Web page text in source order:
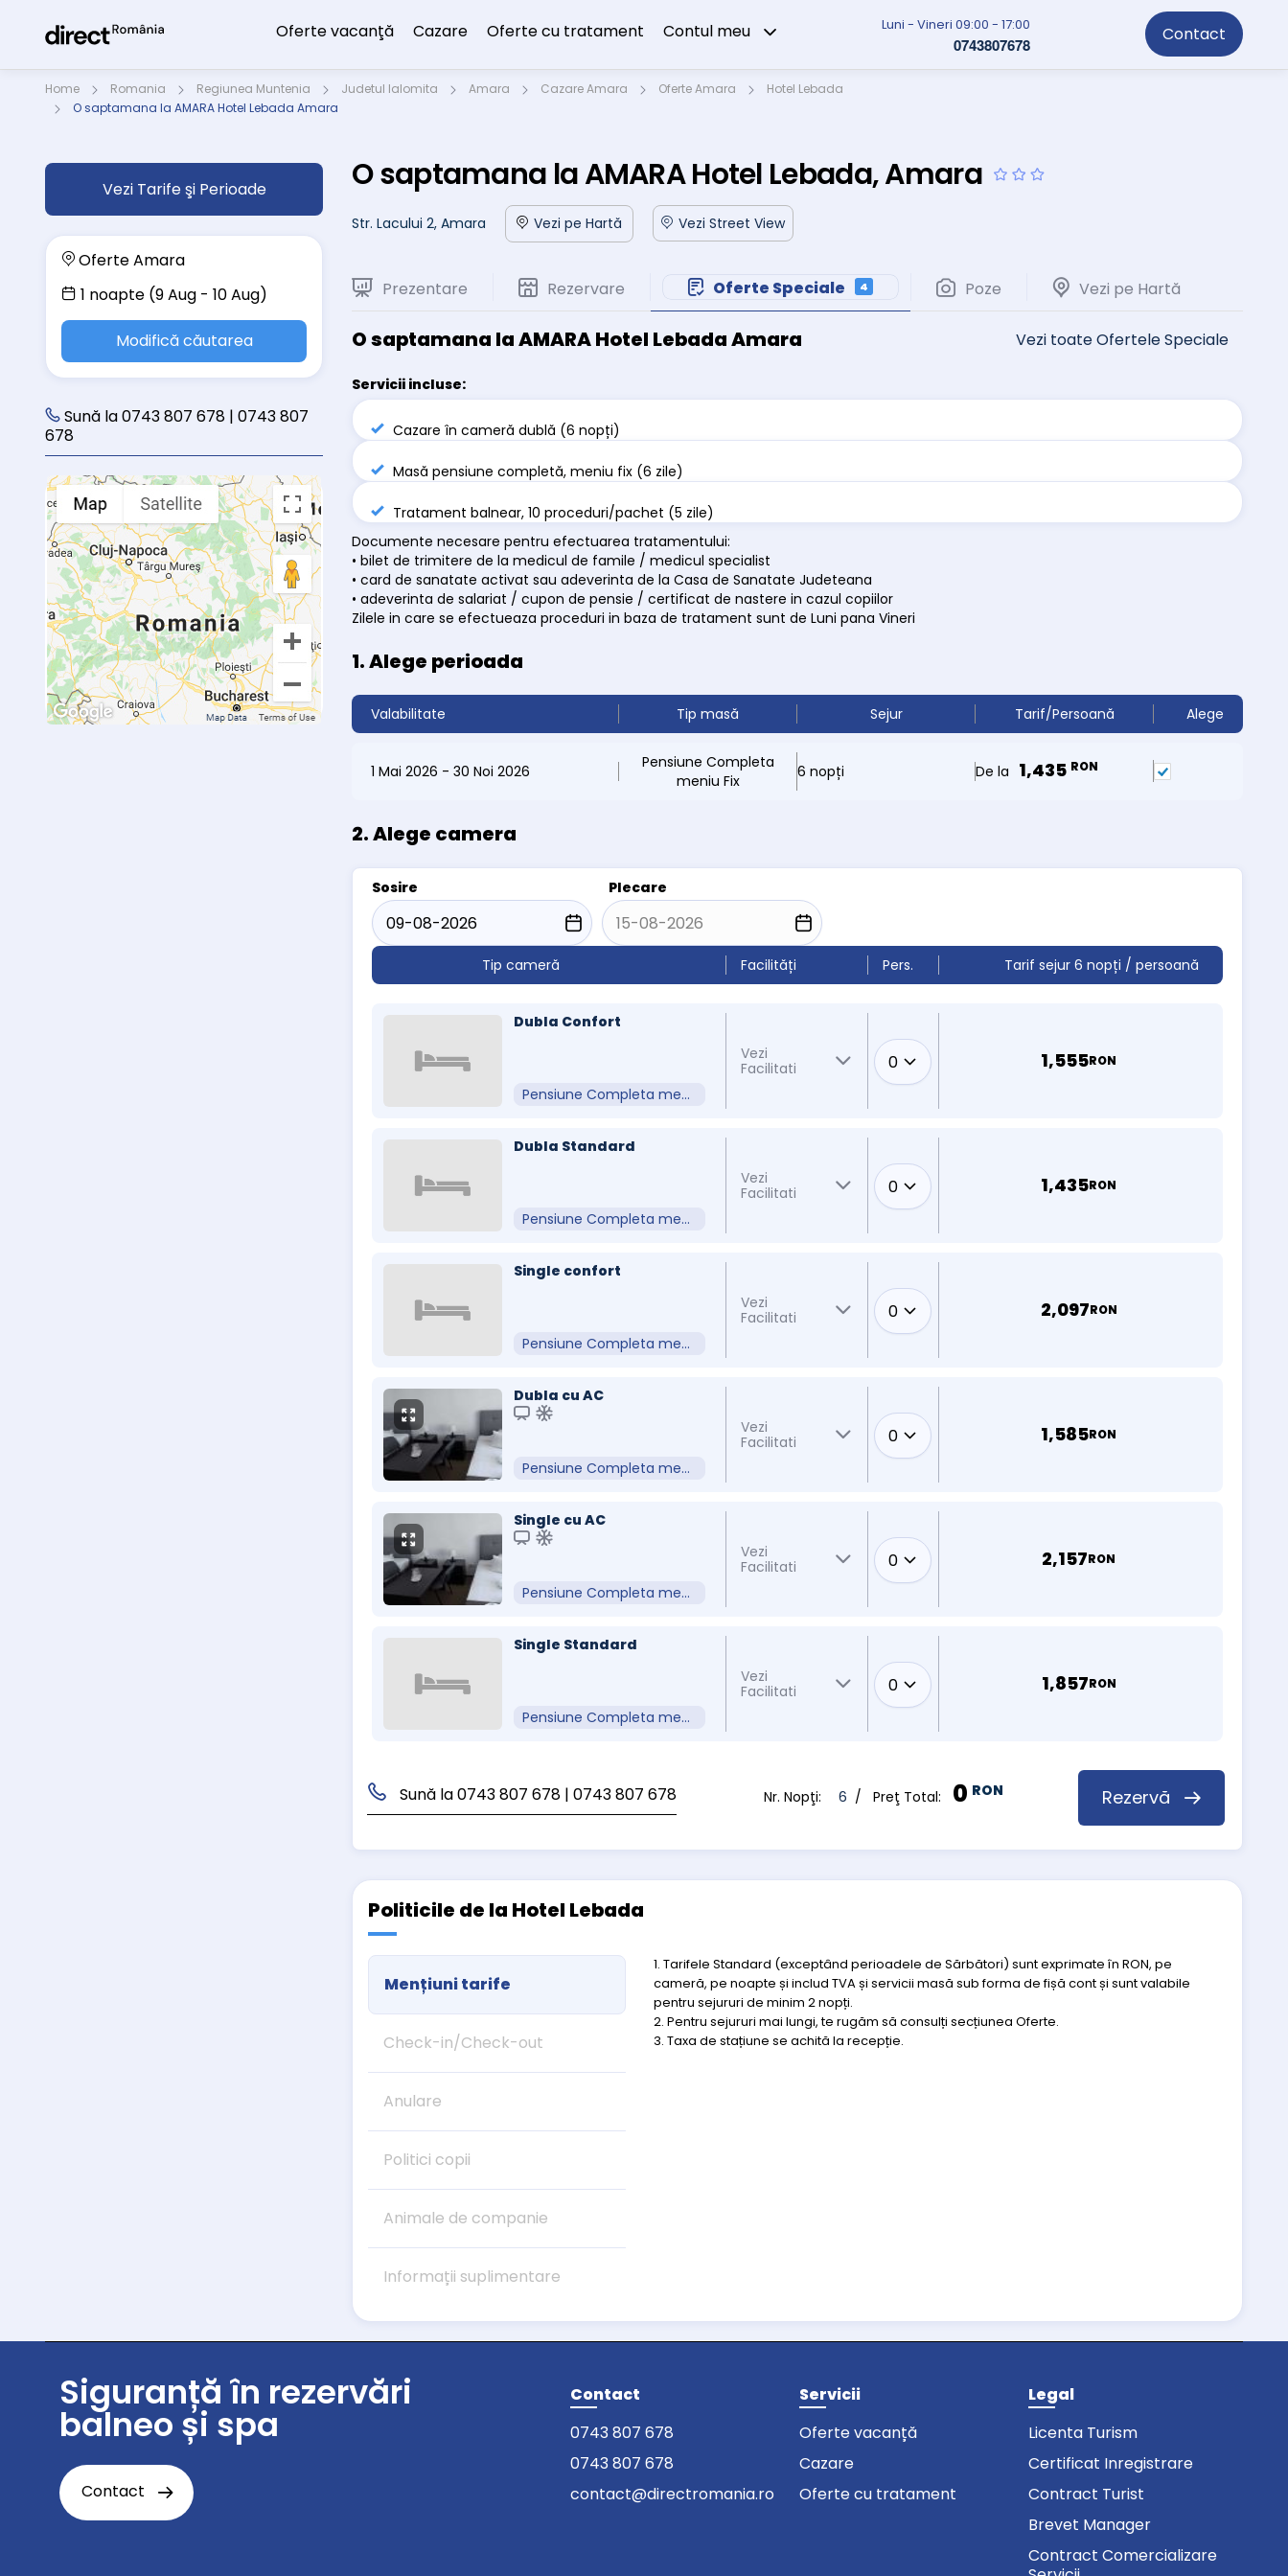
Oferte vacanţă Cazare Oferte cu tratament Contul meu Luni - Vineri 09:00 - 17:00
0743807678 Contact
Home Romania Regiunea Muntenia Judetul Ialomita Amara Cazare Amara Oferte Amara
Hotel Lebada
O saptamana la AMARA Hotel Lebada Amara
Vezi Tarife şi Perioade
Oferte Amara
1 noapte (9 Aug - 10 Aug)
Modifică căutarea
Sună la 0743 807 678 | 0743 807
678
O saptamana la AMARA Hotel Lebada, Amara
Str. Lacului 2, Amara Vezi pe Hartă Vezi Street View
Prezentare Rezervare Oferte Speciale 4 Poze Vezi pe Hartă
Vezi toate Ofertele Speciale
O saptamana la AMARA Hotel Lebada Amara
Servicii incluse:
Cazare în cameră dublă (6 nopți)
Masă pensiune completă, meniu fix (6 zile)
Tratament balnear, 10 proceduri/pachet (5 zile)
Documente necesare pentru efectuarea tratamentului:
• bilet de trimitere de la medicul de famile / medicul specialist
• card de sanatate activat sau adeverinta de la Casa de Sanatate Judeteana
• adeverinta de salariat / cupon de pensie / certificat de nastere in cazul copiilor
Zilele in care se efectueaza proceduri in baza de tratament sunt de Luni pana Vineri
1. Alege perioada
Valabilitate Tip masă Sejur Tarif/Persoană Alege
1 Mai 2026 - 30 Noi 2026
Pensiune Completa
meniu Fix
6 nopți De la 1,435 RON
2. Alege camera
Sosire Plecare
Tip cameră Facilități Pers. Tarif sejur 6 nopți / persoană
Dubla Confort
Pensiune Completa meniu Fix
Vezi
Facilitati
1,555RON
Dubla Standard
Pensiune Completa meniu Fix
Vezi
Facilitati
1,435RON
Single confort
Pensiune Completa meniu Fix
Vezi
Facilitati
2,097RON
Dubla cu AC
Pensiune Completa meniu Fix
Vezi
Facilitati
1,585RON
Single cu AC
Pensiune Completa meniu Fix
Vezi
Facilitati
2,157RON
Single Standard
Pensiune Completa meniu Fix
Vezi
Facilitati
1,857RON
Sună la 0743 807 678 | 0743 807 678 Nr. Nopţi: 6 / Preţ Total: 0 RON Rezervă
Politicile de la Hotel Lebada
Mențiuni tarife
Check-in/Check-out
Anulare
Politici copii
Animale de companie
Informații suplimentare
1. Tarifele Standard (exceptând perioadele de Sărbători) sunt exprimate în RON, pe
cameră, pe noapte și includ TVA și servicii masă sub forma de fișă cont și sunt valabile
pentru sejururi de minim 2 nopți.
2. Pentru sejururi mai lungi, te rugăm să consulți secțiunea Oferte.
3. Taxa de stațiune se achită la recepție.
Siguranță în rezervări
balneo și spa
Contact
Contact
0743 807 678
0743 807 678
contact@directromania.ro
Servicii
Oferte vacanță
Cazare
Oferte cu tratament
Legal
Licenta Turism
Certificat Inregistrare
Contract Turist
Brevet Manager
Contract Comercializare